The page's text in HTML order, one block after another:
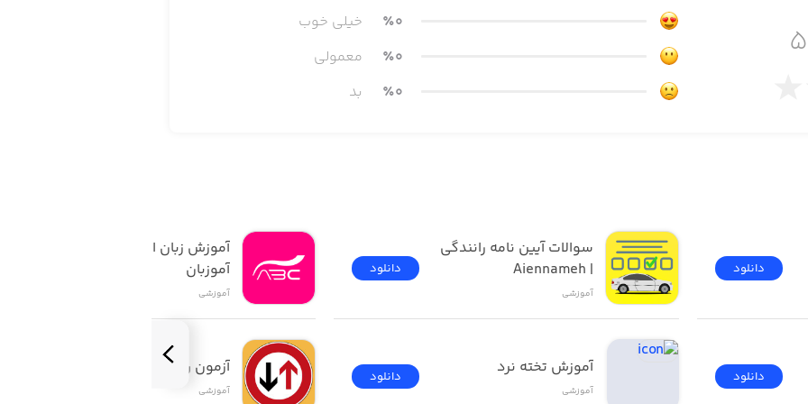
در اختیارتان قرار می‌دهد همراه شوید. این لغات، برای استفاده در شرایط و مکان‌های مختلف انتخاب
شده تا نیازهای کاربر در هر موقعیتی مثل سفر به طبیعت، ارتباطات کاری، عاطفی، تحصیلی و یا حتی
از فلش‌کارت‌ها در کنار امکان استفاده از تلفظ صوتی هر کدام از لغت‌ها، باعث می‌شوند دشوارترین
زبان‌آموز به صورت همزمان تقویت شود.
کاربر در اپلیکیشن
اپلیکیشن توسط کاربر برای تمرین بیشتر - مناسب برای مکالمه‌های روزانه، نامه‌نگاری رسمی و خواندن
٪0
خیلی خوب
٪0
معمولی
٪0 بد
دانلود
دانلود
| Aiennameh
آموزشی
دانلود
آموزش تخته نرد
آموزشی
دانلود
آموزبان
آموزشی
آزمون راهنمایی و رانندگی
آموزشی